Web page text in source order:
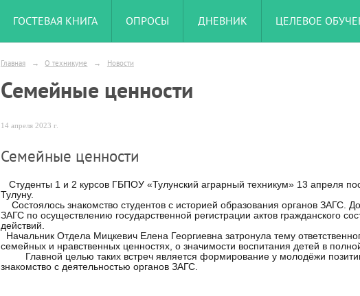
ГОСТЕВАЯ КНИГА ОПРОСЫ ДНЕВНИК ЦЕЛЕВОЕ
Главная → О техникуме → Новости
Семейные ценности
14 апреля 2023 г.
Семейные ценности
Студенты 1 и 2 курсов ГБПОУ «Тулунский аграрный техникум» 13 апреля
Тулуну.
Состоялось знакомство студентов с историей образования органов ЗАГС.
ЗАГС по осуществлению государственной регистрации актов гражданского
действий.
Начальник Отдела Мицкевич Елена Георгиевна затронула тему
семейных и нравственных ценностях, о значимости воспитания детей в
Главной целью таких встреч является формирование у молодёжи
знакомство с деятельностью органов ЗАГС.